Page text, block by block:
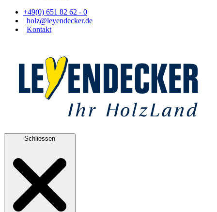
+49(0) 651 82 62 - 0
| holz@leyendecker.de
| Kontakt
Schliessen